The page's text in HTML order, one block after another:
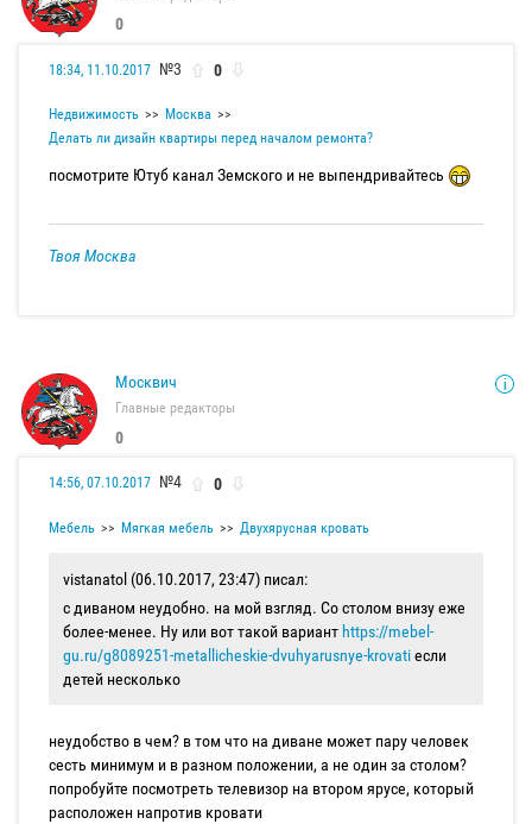
0
18:34, 11.10.2017 №3 0
Недвижимость
Москва
Делать ли дизайн квартиры перед началом ремонта?
посмотрите Ютуб канал Земского и не выпендривайтесь
Твоя Москва
Москвич
Главные редакторы
0
14:56, 07.10.2017 №4 0
Мебель Мягкая мебель Двухярусная кровать
vistanatol (06.10.2017, 23:47) писал:
с диваном неудобно. на мой взгляд. Со столом внизу еже
более-менее. Ну или вот такой вариант https://mebel-
gu.ru/g8089251-metallicheskie-dvuhyarusnye-krovatiесли
детей несколько
неудобство в чем? в том что на диване может пару человек
сесть минимум и в разном положении, а не один за столом?
попробуйте посмотреть телевизор на втором ярусе, который
расположен напротив кровати